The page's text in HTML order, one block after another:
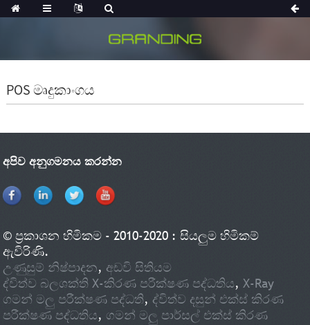
POS මෘදුකාංගය
අපිව අනුගමනය කරන්න
© ප්‍රකාශන හිමිකම - 2010-2020 : සියලුම හිමිකම්
ඇවිරිණි.
උණුසුම් නිෂ්පාදන, අඩවි සිතියම
ද්විත්ව බලශක්ති X-කිරණ පරීක්ෂණ පද්ධතිය,X-Ray
ගමන් මලු පරීක්ෂණ පද්ධති, ද්විත්ව දසුන් එක්ස් කිරණ
පරීක්ෂණ පද්ධතිය, ගමන් මලු පාර්සල් එක්ස් කිරණ